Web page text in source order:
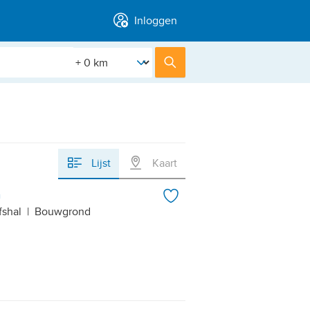
Inloggen
[Straal]
Lijst Kaart
| Bouwgrond